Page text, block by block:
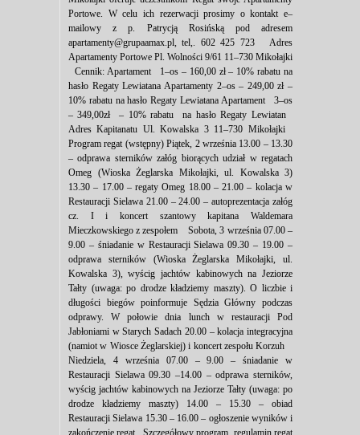
Portowe. W celu ich rezerwacji prosimy o kontakt e–
mailowy z p. Patrycją Rosińską pod adresem
apartamenty@grupaamax.pl, tel,. 602 425 723 Adres
Apartamenty Portowe Pl. Wolności 9/61 11–730 Mikołajki
Cennik: Apartament 1–os – 160,00 zł – 10% rabatu na
hasło Regaty Lewiatana Apartamenty 2–os – 249,00 zł –
10% rabatu na hasło Regaty Lewiatana Apartament 3–os
– 349,00zł – 10% rabatu na hasło Regaty Lewiatan
Adres Kapitanatu Ul. Kowalska 3 11–730 Mikołajki
Program regat (wstępny) Piątek, 2 września 13.00 – 13.30
– odprawa sterników załóg biorących udział w regatach
Omeg (Wioska Żeglarska Mikołajki, ul. Kowalska 3)
13.30 – 17.00 – regaty Omeg 18.00 – 21.00 – kolacja w
Restauracji Sielawa 21.00 – 24.00 – autoprezentacja załóg
cz. I i koncert szantowy kapitana Waldemara
Mieczkowskiego z zespołem Sobota, 3 września 07.00 –
9.00 – śniadanie w Restauracji Sielawa 09.30 – 19.00 –
odprawa sterników (Wioska Żeglarska Mikołajki, ul.
Kowalska 3), wyścig jachtów kabinowych na Jeziorze
Tałty (uwaga: po drodze kładziemy maszty). O liczbie i
długości biegów poinformuje Sędzia Główny podczas
odprawy. W połowie dnia lunch w restauracji Pod
Jabłoniami w Starych Sadach 20.00 – kolacja integracyjna
(namiot w Wiosce Żeglarskiej) i koncert zespołu Korzuh
Niedziela, 4 września 07.00 – 9.00 – śniadanie w
Restauracji Sielawa 09.30 –14.00 – odprawa sterników,
wyścig jachtów kabinowych na Jeziorze Tałty (uwaga: po
drodze kładziemy maszty) 14.00 – 15.30 – obiad
Restauracji Sielawa 15.30 – 16.00 – ogłoszenie wyników i
zakończenie regat Szczegółowy program, regulamin regat